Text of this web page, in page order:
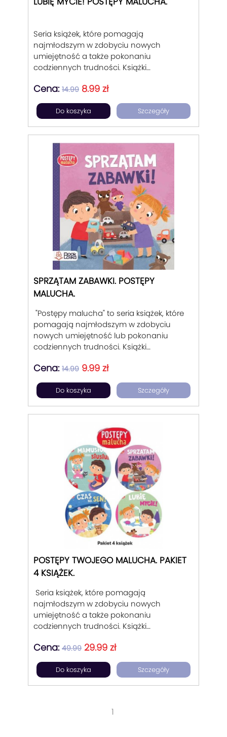
Seria książek, które pomagają
najmłodszym w zdobyciu nowych
umiejętność a także pokonaniu
codziennych trudności. Książki
rodziców w trudnych momentach
wychowania dziecka od 1 do 3 lat.
Podpowiadające rozwiązanie w
Cena: 14.99 8.99 zł
Do koszyka Szczegóły
SPRZĄTAM ZABAWKI. POSTĘPY
MALUCHA.
"Postępy malucha" to seria książek, które
pomagają najmłodszym w zdobyciu
nowych umiejętność lub pokonaniu
codziennych trudności. Książki
rodziców w trudnych momentach
wychowania dziecka od 1 do 3 lat.
Podpowiadające rozwiązanie w
Cena: 14.99 9.99 zł
Do koszyka Szczegóły
POSTĘPY TWOJEGO MALUCHA. PAKIET
4 KSIĄŻEK.
Seria książek, które pomagają
najmłodszym w zdobyciu nowych
umiejętność a także pokonaniu
codziennych trudności. Książki
rodziców w trudnych momentach
wychowania dziecka od 1 do 3 lat.
Podpowiadające rozwiązanie w
Cena: 49.99 29.99 zł
Do koszyka Szczegóły
1